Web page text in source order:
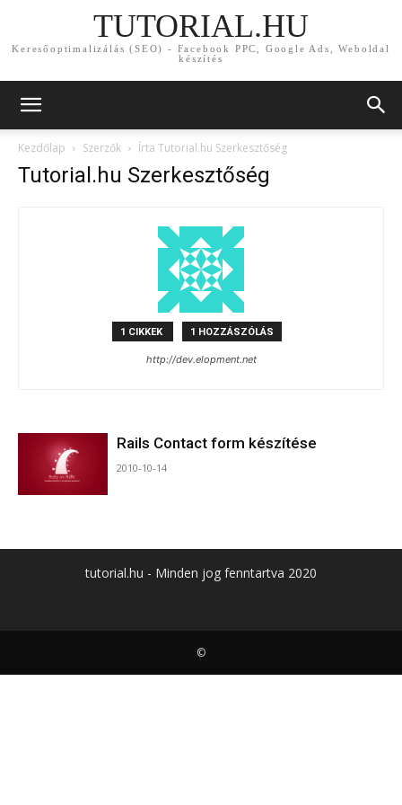
TUTORIAL.HU
Keresőoptimalizálás (SEO) - Facebook PPC, Google Ads, Weboldal
készítés
Kezdőlap Szerzők Írta Tutorial.hu Szerkesztőség
Tutorial.hu Szerkesztőség
1 CIKKEK 1 HOZZÁSZÓLÁS
http://dev.elopment.net
Rails Contact form készítése
2010-10-14
tutorial.hu - Minden jog fenntartva 2020
©